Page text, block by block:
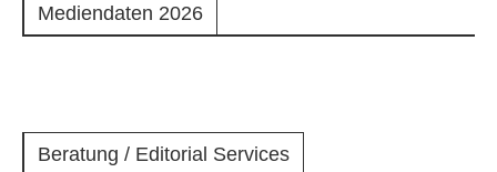
Mediendaten 2026
Beratung / Editorial Services